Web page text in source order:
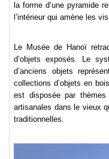
la forme d’une pyramide
l’intérieur qui amène les
Le Musée de Hanoï
d’objets exposés. Le
d’anciens objets
collections d’objets en
est disposée par thèmes
artisanales dans le vieux
traditionnelles.